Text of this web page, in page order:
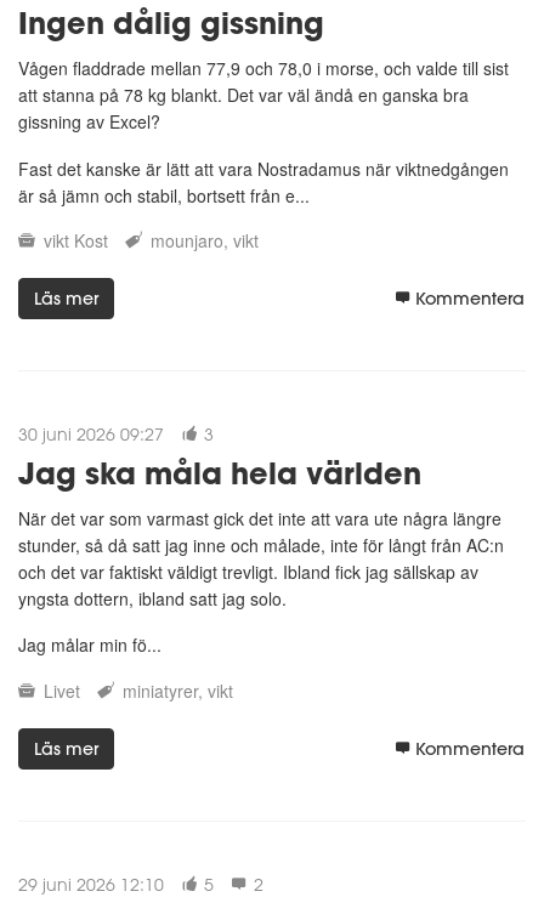
Ingen dålig gissning
Vågen fladdrade mellan 77,9 och 78,0 i morse, och valde till sist
att stanna på 78 kg blankt. Det var väl ändå en ganska bra
gissning av Excel?
Fast det kanske är lätt att vara Nostradamus när viktnedgången
är så jämn och stabil, bortsett från e...
vikt Kost mounjaro vikt
Läs mer Kommentera
30 juni 2026 09:27 3
Jag ska måla hela världen
När det var som varmast gick det inte att vara ute några längre
stunder, så då satt jag inne och målade, inte för långt från AC:n
och det var faktiskt väldigt trevligt. Ibland fick jag sällskap av
yngsta dottern, ibland satt jag solo.
Jag målar min fö...
Livet
miniatyrer vikt
Läs mer Kommentera
29 juni 2026 12:10 5 2